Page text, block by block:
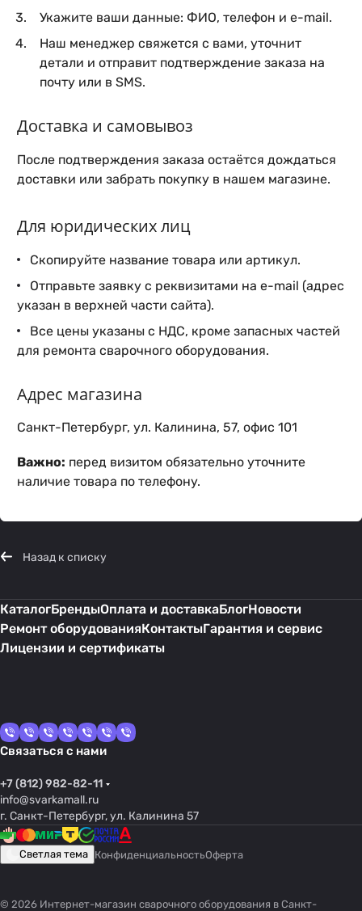
Укажите ваши данные: ФИО, телефон и e-mail.
Наш менеджер свяжется с вами, уточнит
детали и отправит подтверждение заказа на
почту или в SMS.
Доставка и самовывоз
После подтверждения заказа остаётся дождаться
доставки или забрать покупку в нашем магазине.
Для юридических лиц
Скопируйте название товара или артикул.
Отправьте заявку с реквизитами на e-mail (адрес
указан в верхней части сайта).
Все цены указаны с НДС, кроме запасных частей
для ремонта сварочного оборудования.
Адрес магазина
Санкт-Петербург, ул. Калинина, 57, офис 101
Важно: перед визитом обязательно уточните
наличие товара по телефону.
Назад к списку
КаталогБрендыОплата и доставкаБлогНовости
Ремонт оборудованияКонтактыГарантия и сервис
Лицензии и сертификаты
Связаться с нами
+7 (812) 982-82-11
info@svarkamall.ru
г. Санкт-Петербург, ул. Калинина 57
Светлая тема КонфиденциальностьОферта
© 2026 Интернет-магазин сварочного оборудования в Санкт-